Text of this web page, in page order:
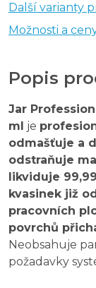
Další varianty
Možnosti a
Popis
Jar
ml je
odmašťuje a
odstraňuje
likviduje
kvasinek již
pracovních
povrchů
Neobsahuje
požadavky